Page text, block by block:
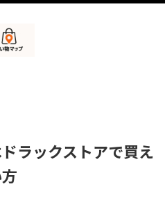
ラックストアで買え